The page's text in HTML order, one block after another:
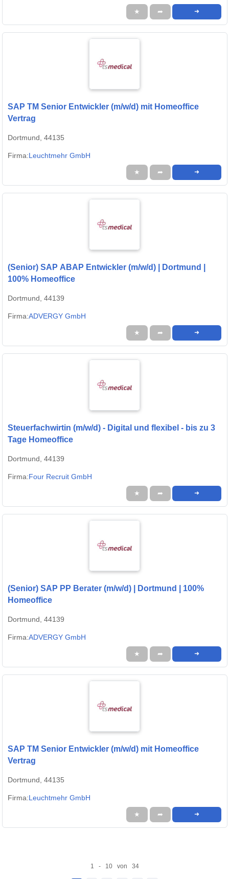
★ ➦ ➜
SAP TM Senior Entwickler (m/w/d) mit Homeoffice
Vertrag
Dortmund, 44135
Firma:Leuchtmehr GmbH
★ ➦ ➜
(Senior) SAP ABAP Entwickler (m/w/d) | Dortmund |
100% Homeoffice
Dortmund, 44139
Firma:ADVERGY GmbH
★ ➦ ➜
Steuerfachwirtin (m/w/d) - Digital und flexibel - bis zu 3
Tage Homeoffice
Dortmund, 44139
Firma:Four Recruit GmbH
★ ➦ ➜
(Senior) SAP PP Berater (m/w/d) | Dortmund | 100%
Homeoffice
Dortmund, 44139
Firma:ADVERGY GmbH
★ ➦ ➜
SAP TM Senior Entwickler (m/w/d) mit Homeoffice
Vertrag
Dortmund, 44135
Firma:Leuchtmehr GmbH
★ ➦ ➜
1 - 10 von 34